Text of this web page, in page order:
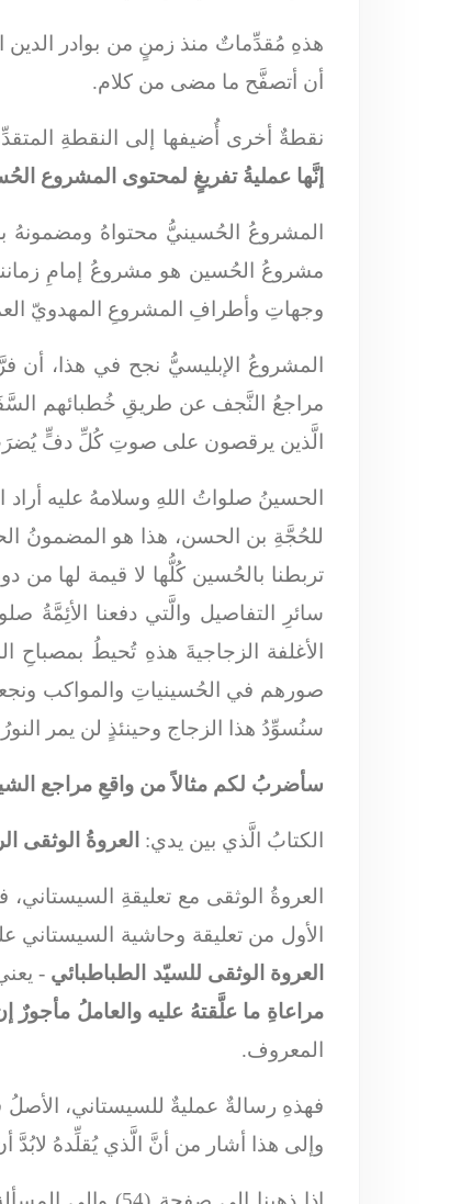
هذهِ مُقدِّماتٌ منذ زمنٍ من بوادر الدين
أن أتصفَّح ما مضى من كلام.
نقطةٌ أخرى أُضيفها إلى النقطةِ
إنَّها عمليةُ تفريغٍ لمحتوى المشروع
المشروعُ الحُسينيُّ محتواهُ ومضمونهُ
مشروعُ الحُسين هو مشروعُ إمامِ
وجهاتِ وأطرافِ المشروعِ المهدويّ
المشروعُ الإبليسيُّ نجح في هذا، أن
مراجعُ النَّجف عن طريقِ خُطبائهم
الَّذين يرقصون على صوتِ كُلِّ دفٍّ يُضرَب
الحسينُ صلواتُ اللهِ وسلامهُ عليه
للحُجَّةِ بن الحسن، هذا هو المضمونُ
تربطنا بالحُسين كُلُّها لا قيمة لها من
سائرِ التفاصيل والَّتي دفعنا الأئِمَّةُ
الأغلفة الزجاجيةَ هذهِ تُحيطُ
صورهم في الحُسينياتِ والمواكب
سنُسوِّدُ هذا الزجاج وحينئذٍ لن يمر
سأضربُ لكم مثالاً من واقعِ مراجع
الكتابُ الَّذي بين يدي: العروةُ الوثقى
العروةُ الوثقى مع تعليقةِ
الأول من تعليقة وحاشية
العروة الوثقى للسيّد الطباطبائي -
مراعاةِ ما علَّقتهُ عليه والعاملُ مأجورٌ إن شاء الله تعالى - 6 / ذو الحجة /
المعروف.
فهذهِ رسالةٌ عمليةٌ للسيستاني،
وإلى هذا أشار من أنَّ الَّذي يُقلِّدهُ